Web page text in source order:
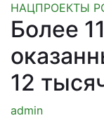
НАЦПРОЕКТЫ
Более
12
admin